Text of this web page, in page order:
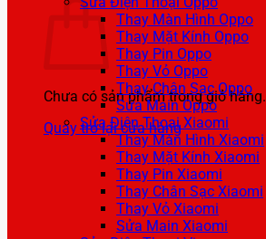
Chưa có sản phẩm trong giỏ hàng.
Quay trở lại cửa hàng
Thay Màn Hình Oppo
Thay Mặt Kính Oppo
Thay Pin Oppo
Thay Vỏ Oppo
Thay Chân Sạc Oppo
Sửa Main Oppo
Sửa Điện Thoại Xiaomi
Thay Màn Hình Xiaomi
Thay Mặt Kính Xiaomi
Thay Pin Xiaomi
Thay Chân Sạc Xiaomi
Thay Vỏ Xiaomi
Sửa Main Xiaomi